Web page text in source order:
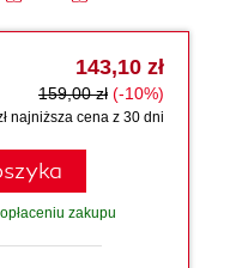
143,10 zł
159,00 zł (-10%)
najniższa cena z 30 dni
zakupu